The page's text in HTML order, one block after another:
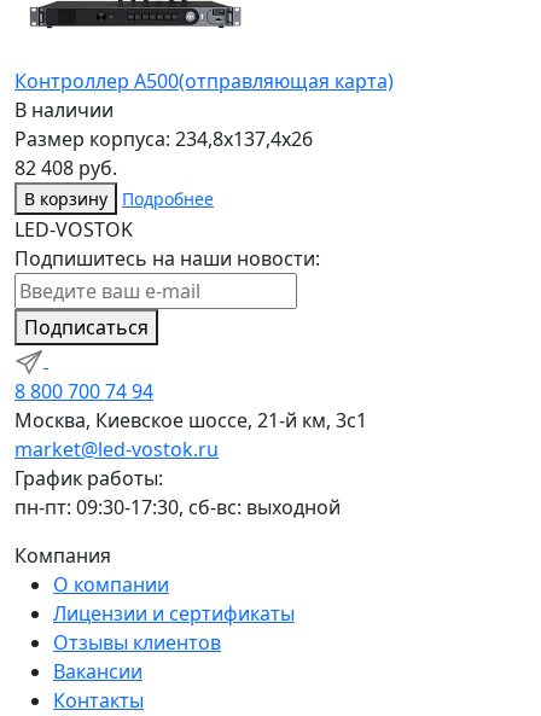
Контроллер А500(отправляющая карта)
В наличии
Размер корпуса: 234,8x137,4x26
82 408 руб.
В корзину Подробнее
LED-VOSTOK
Подпишитесь на наши новости:
Подписаться
8 800 700 74 94
Москва, Киевское шоссе, 21-й км, 3с1
market@led-vostok.ru
График работы:
пн-пт: 09:30-17:30, сб-вс: выходной
Компания
О компании
Лицензии и сертификаты
Отзывы клиентов
Вакансии
Контакты